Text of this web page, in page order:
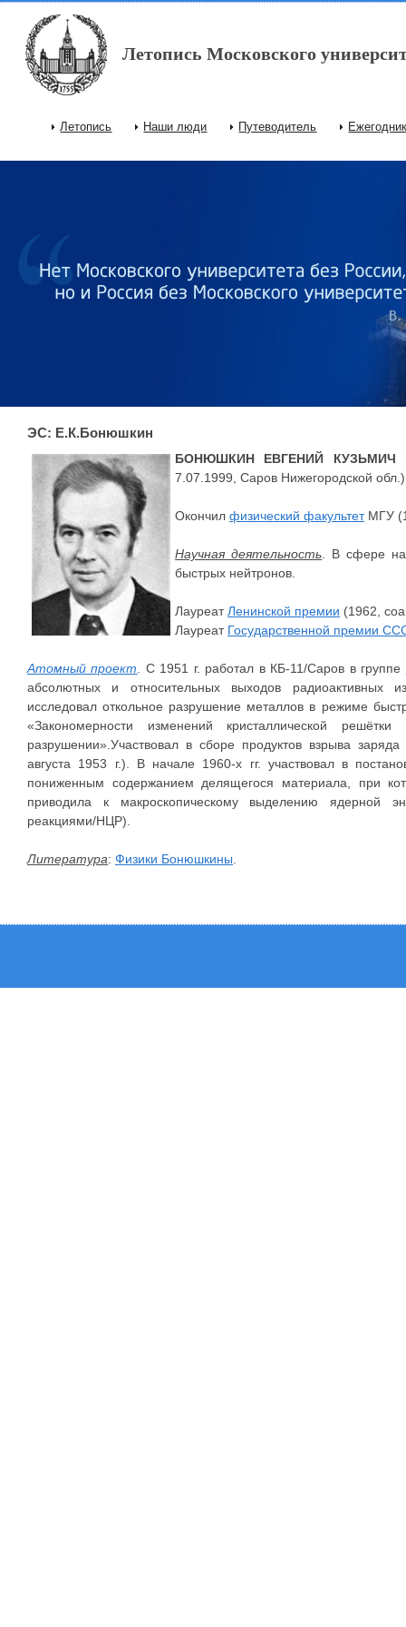
Перейти к основному содержанию
Летопись Московского
Главное меню
Летопись Наши люди Путеводитель
ЭС: Е.К.Бонюшкин
БОНЮШКИН ЕВГЕНИЙ КУЗЬМИЧ
7.07.1999, Саров Нижегородской
Окончил физический факультетМГУ
Научная деятельность . В сфере
быстрых нейтронов.
ЛауреатЛенинской премии (1962,
Лауреат Государственной премии
Атомный проект . С 1951 г. работал в КБ-11/Саров в группе
абсолютных и относительных выходов радиоактивных
исследовал откольное разрушение металлов в режиме
«Закономерности изменений кристаллической
разрушении».Участвовал в сборе продуктов взрыва
августа 1953 г.). В начале 1960-х гг. участвовал в
пониженным содержанием делящегося материала, при
приводила к макроскопическому выделению ядерной
реакциями/НЦР).
Литература: Физики Бонюшкины